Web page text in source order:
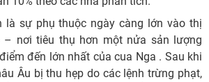
là sự phụ thuộc ngày càng lớn vào thị
– nơi tiêu thụ hơn một nửa sản lượng
đến lớn nhất của cua Nga . Sau khi
Âu bị thu hẹp do các lệnh trừng phạt,